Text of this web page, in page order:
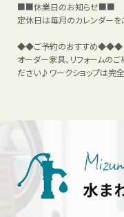
■■休業日のお知らせ■■
定休日は毎月のカレンダーを
◆◆ご予約のおすすめ◆◆◆
オーダー家具、リフォームの
ださい♪ワークショップは完全